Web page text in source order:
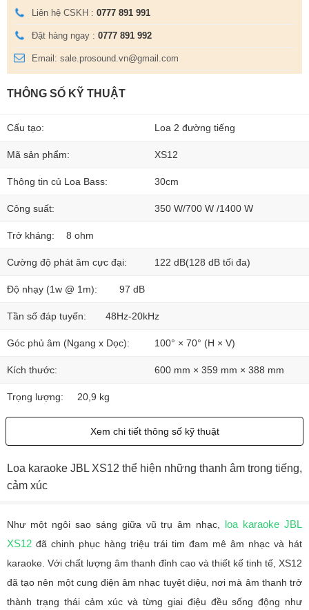
Liên hệ CSKH : 0777 891 991
Đặt hàng ngay : 0777 891 992
Email: sale.prosound.vn@gmail.com
THÔNG SỐ KỸ THUẬT
Cấu tạo: Loa 2 đường tiếng
Mã sản phẩm: XS12
Thông tin củ Loa Bass: 30cm
Công suất: 350 W/700 W /1400 W
Trở kháng: 8 ohm
Cường độ phát âm cực đại: 122 dB(128 dB tối đa)
Độ nhạy (1w @ 1m): 97 dB
Tần số đáp tuyến: 48Hz-20kHz
Góc phủ âm (Ngang x Dọc): 100° × 70° (H × V)
Kích thước: 600 mm × 359 mm × 388 mm
Trọng lượng: 20,9 kg
Xem chi tiết thông số kỹ thuật
Loa karaoke JBL XS12 thể hiện những thanh âm trong tiếng,
cảm xúc
Như một ngôi sao sáng giữa vũ trụ âm nhạc, loa karaoke JBL
XS12 đã chinh phục hàng triệu trái tim đam mê âm nhạc và hát
karaoke. Với chất lượng âm thanh đỉnh cao và thiết kế tinh tế, XS12
đã tạo nên một cung điện âm nhạc tuyệt diệu, nơi mà âm thanh trở
thành trạng thái cảm xúc và từng giai điệu đều sống động như